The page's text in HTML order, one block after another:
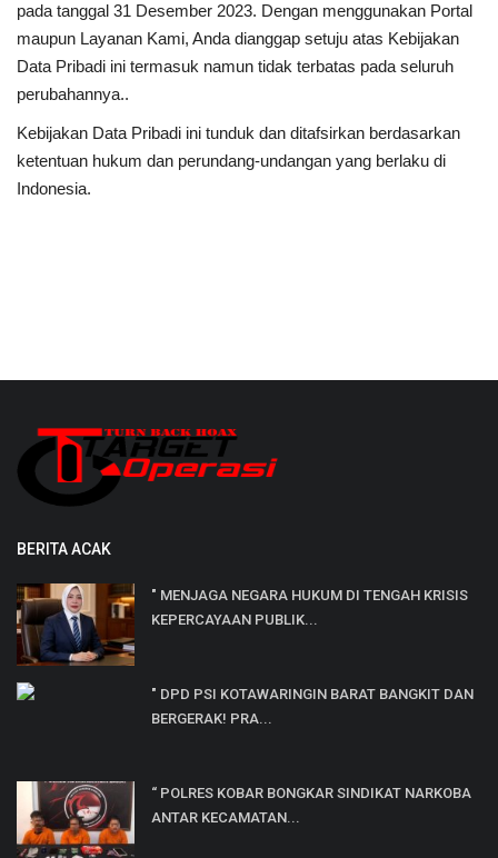
pada tanggal 31 Desember 2023. Dengan menggunakan Portal
maupun Layanan Kami, Anda dianggap setuju atas Kebijakan
Data Pribadi ini termasuk namun tidak terbatas pada seluruh
perubahannya..
Kebijakan Data Pribadi ini tunduk dan ditafsirkan berdasarkan
ketentuan hukum dan perundang-undangan yang berlaku di
Indonesia.
BERITA ACAK
" MENJAGA NEGARA HUKUM DI TENGAH KRISIS
KEPERCAYAAN PUBLIK...
" DPD PSI KOTAWARINGIN BARAT BANGKIT DAN
BERGERAK! PRA...
“ POLRES KOBAR BONGKAR SINDIKAT NARKOBA
ANTAR KECAMATAN...